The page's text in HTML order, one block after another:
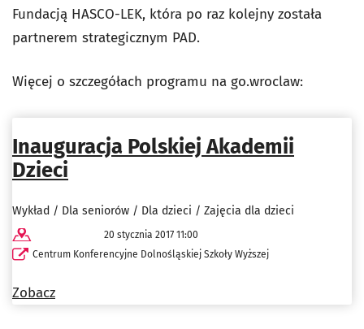
Fundacją HASCO-LEK, która po raz kolejny została
partnerem strategicznym PAD.
Więcej o szczegółach programu na go.wroclaw:
Inauguracja Polskiej Akademii
Dzieci
Wykład / Dla seniorów / Dla dzieci / Zajęcia dla dzieci
20 stycznia 2017 11:00
Centrum Konferencyjne Dolnośląskiej Szkoły Wyższej
Zobacz